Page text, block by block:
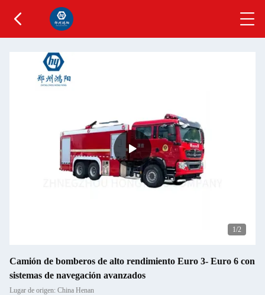
1/2
Camión de bomberos de alto rendimiento Euro 3- Euro 6 con
sistemas de navegación avanzados
Lugar de origen: China Henan